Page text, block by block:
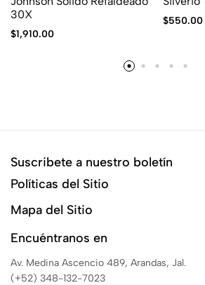
30X
$1,910.00
$550.00
Suscribete a nuestro boletín
Políticas del Sitio
Mapa del Sitio
Encuéntranos en
Av. Medina Ascencio 489, Arandas, Jal.
(+52) 348-132-7023